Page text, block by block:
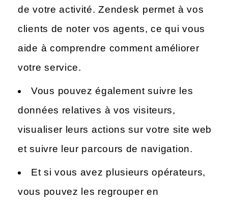
de votre activité. Zendesk permet à vos
clients de noter vos agents, ce qui vous
aide à comprendre comment améliorer
votre service.
Vous pouvez également suivre les
données relatives à vos visiteurs,
visualiser leurs actions sur votre site web
et suivre leur parcours de navigation.
Et si vous avez plusieurs opérateurs,
vous pouvez les regrouper en